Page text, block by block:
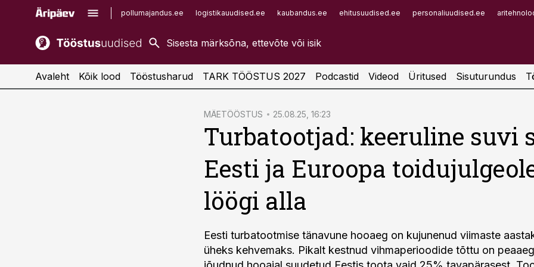
pollumajandus.ee logistikauudised.ee kaubandus.ee ehitusuudised.ee personaliuudised.ee
kaubandus.ee
kinnisvarauudised.ee
imelineajalugu.ee
Infopank
Avaleht Kõik lood Tööstusharud TARK TÖÖSTUS 2027 Podcastid Videod Üritused Sisuturundus
MÄETÖÖSTUS 25.08.25, 16:23
Turbatootjad: keeruline suvi
Eesti ja Euroopa
löögi alla
Eesti turbatootmise tänavune hooaeg on kujunenud viimaste
üheks kehvemaks. Pikalt kestnud vihmaperioodide tõttu on